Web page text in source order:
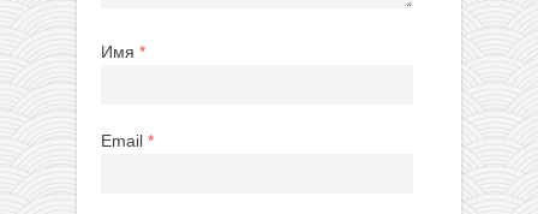
Имя *
Email *